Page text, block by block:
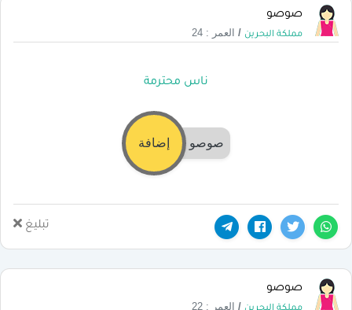
صوصو
مملكة البحرين / العمر : 24
ناس محترمة
صوصو إضافة
تبليغ
صوصو
/ العمر : 22